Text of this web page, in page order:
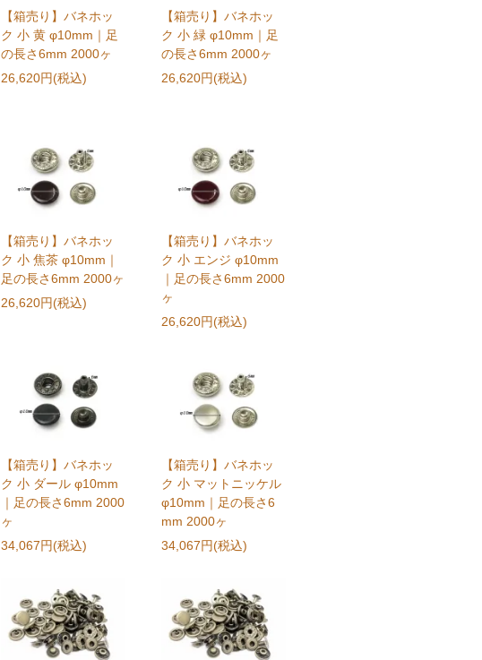
【箱売り】バネホッ
ク 小 黄 φ10mm｜足
の長さ6mm 2000ヶ
26,620円(税込)
【箱売り】バネホッ
ク 小 緑 φ10mm｜足
の長さ6mm 2000ヶ
26,620円(税込)
【箱売り】バネホッ
ク 小 焦茶 φ10mm｜
足の長さ6mm 2000ヶ
26,620円(税込)
【箱売り】バネホッ
ク 小 エンジ φ10mm
｜足の長さ6mm 2000
ヶ
26,620円(税込)
【箱売り】バネホッ
ク 小 ダール φ10mm
｜足の長さ6mm 2000
ヶ
34,067円(税込)
【箱売り】バネホッ
ク 小 マットニッケル
φ10mm｜足の長さ6
mm 2000ヶ
34,067円(税込)